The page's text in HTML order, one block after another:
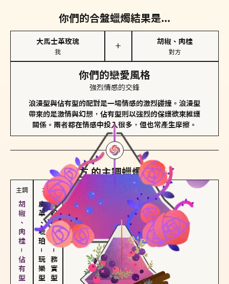
你們的合盤蠟燭結果是...
大馬士革玫瑰
我
＋
胡椒、肉桂
對方
你們的戀愛風格
強烈情感的交鋒
浪漫型與佔有型的配對是一場情感的激烈碰撞。浪漫型
帶來的是激情與幻想，佔有型則以強烈的保護欲來維護
關係。兩者都在情感中投入很多，但也常產生摩擦。
對方的主調蠟燭是...
主調
胡椒、肉桂－佔有型
次調
皮革、琥珀
－
玩樂型
雪松、聖木
－
務實型